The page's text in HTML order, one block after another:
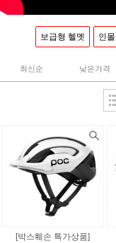
보급형 헬멧 인
최신순 낮은가격
[박스훼손 특가상품]